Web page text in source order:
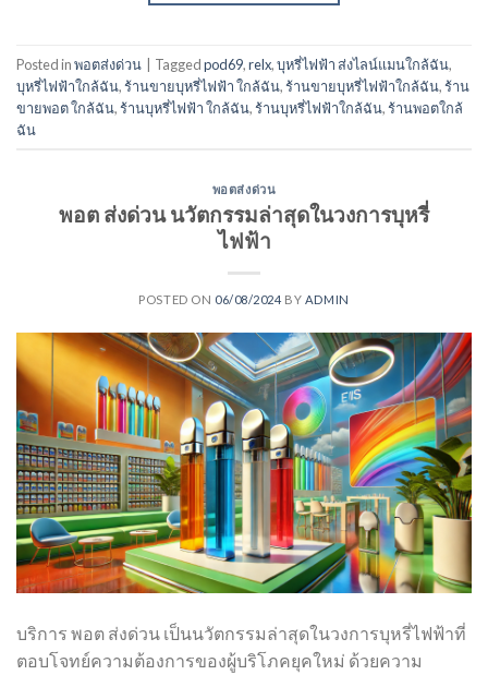
Posted inพอตส่งด่วน Taggedpod69,relx,บุหรี่ไฟฟ้า ส่งไลน์แมนใกล้ฉัน,
บุหรี่ไฟฟ้าใกล้ฉัน,ร้านขายบุหรี่ไฟฟ้า ใกล้ฉัน,ร้านขายบุหรี่ไฟฟ้าใกล้ฉัน,ร้าน
ขายพอต ใกล้ฉัน,ร้านบุหรี่ไฟฟ้า ใกล้ฉัน,ร้านบุหรี่ไฟฟ้าใกล้ฉัน,ร้านพอตใกล้
ฉัน
พอตส่งด่วน
พอต ส่งด่วน นวัตกรรมล่าสุดในวงการบุหรี่
ไฟฟ้า
POSTED ON 06/08/2024 BY ADMIN
บริการ พอต ส่งด่วน เป็นนวัตกรรมล่าสุดในวงการบุหรี่ไฟฟ้าที่
ตอบโจทย์ความต้องการของผู้บริโภคยุคใหม่ ด้วยความ